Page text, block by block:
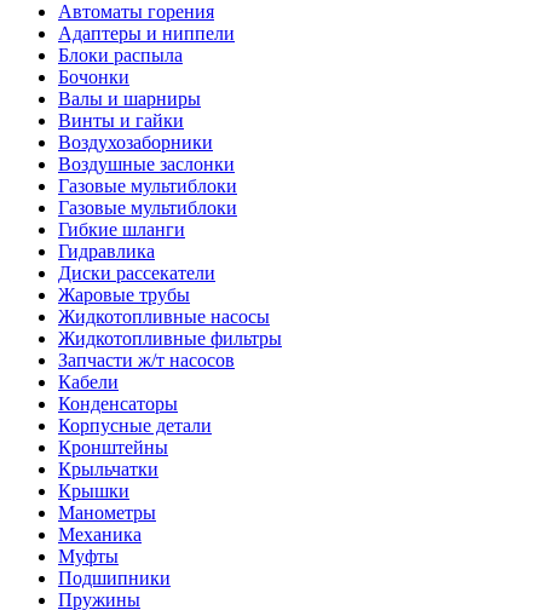
Автоматы горения
Адаптеры и ниппели
Блоки распыла
Бочонки
Валы и шарниры
Винты и гайки
Воздухозаборники
Воздушные заслонки
Газовые мультиблоки
Газовые мультиблоки
Гибкие шланги
Гидравлика
Диски рассекатели
Жаровые трубы
Жидкотопливные насосы
Жидкотопливные фильтры
Запчасти ж/т насосов
Кабели
Конденсаторы
Корпусные детали
Кронштейны
Крыльчатки
Крышки
Манометры
Механика
Муфты
Подшипники
Пружины